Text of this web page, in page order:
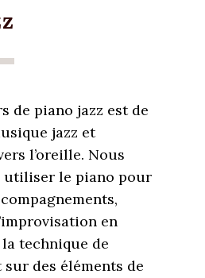
de piano jazz est de
jazz et
l’oreille. Nous
utiliser le piano pour
en
technique de
des éléments de